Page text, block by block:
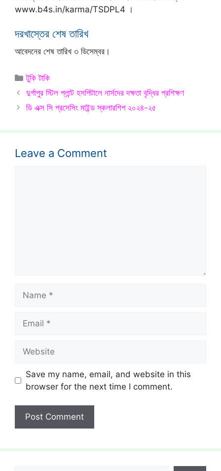
www.b4s.in/karma/TSDPL4 ।
দরখাস্তের শেষ তারিখ
আবেদনের শেষ তারিখ ৩ ডিসেম্বর।
Categories
টুকি টাকি
দুর্গাপুর স্টিল প্লান্ট হসপিটালে নার্সদের দক্ষতা বৃদ্ধির প্রশিক্ষণ
ডি এক্স সি প্রসেসিং মাইন্ড স্কলারশিপ ২০২৪-২৫
Leave a Comment
Save my name, email, and website in this
browser for the next time I comment.